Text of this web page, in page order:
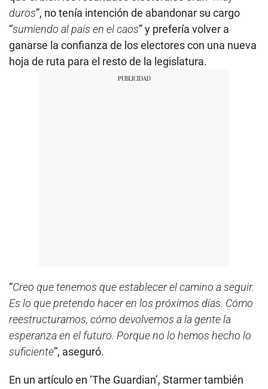
duros”, no tenía intención de abandonar su cargo
“sumiendo al país en el caos” y prefería volver a
ganarse la confianza de los electores con una nueva
hoja de ruta para el resto de la legislatura.
“Creo que tenemos que establecer el camino a seguir.
Es lo que pretendo hacer en los próximos días. Cómo
reestructuramos, cómo devolvemos a la gente la
esperanza en el futuro. Porque no lo hemos hecho lo
suficiente”, aseguró.
En un artículo en ‘The Guardian’, Starmer también